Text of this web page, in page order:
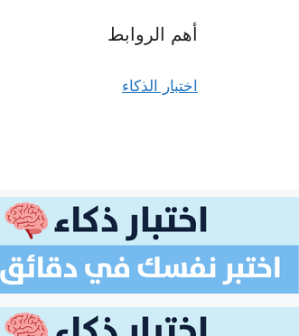
أهم الروابط
اختبار الذكاء